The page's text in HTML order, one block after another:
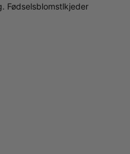
Fødselsblomstlkjeder